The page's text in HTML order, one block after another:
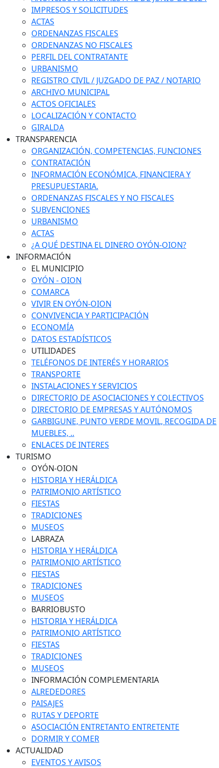
IMPRESOS Y SOLICITUDES
ACTAS
ORDENANZAS FISCALES
ORDENANZAS NO FISCALES
PERFIL DEL CONTRATANTE
URBANISMO
REGISTRO CIVIL / JUZGADO DE PAZ / NOTARIO
ARCHIVO MUNICIPAL
ACTOS OFICIALES
LOCALIZACIÓN Y CONTACTO
GIRALDA
TRANSPARENCIA
ORGANIZACIÓN, COMPETENCIAS, FUNCIONES
CONTRATACIÓN
INFORMACIÓN ECONÓMICA, FINANCIERA Y
PRESUPUESTARIA.
ORDENANZAS FISCALES Y NO FISCALES
SUBVENCIONES
URBANISMO
ACTAS
¿A QUÉ DESTINA EL DINERO OYÓN-OION?
INFORMACIÓN
EL MUNICIPIO
OYÓN - OION
COMARCA
VIVIR EN OYÓN-OION
CONVIVENCIA Y PARTICIPACIÓN
ECONOMÍA
DATOS ESTADÍSTICOS
UTILIDADES
TELÉFONOS DE INTERÉS Y HORARIOS
TRANSPORTE
INSTALACIONES Y SERVICIOS
DIRECTORIO DE ASOCIACIONES Y COLECTIVOS
DIRECTORIO DE EMPRESAS Y AUTÓNOMOS
GARBIGUNE, PUNTO VERDE MOVIL, RECOGIDA DE
MUEBLES, ..
ENLACES DE INTERES
TURISMO
OYÓN-OION
HISTORIA Y HERÁLDICA
PATRIMONIO ARTÍSTICO
FIESTAS
TRADICIONES
MUSEOS
LABRAZA
HISTORIA Y HERÁLDICA
PATRIMONIO ARTÍSTICO
FIESTAS
TRADICIONES
MUSEOS
BARRIOBUSTO
HISTORIA Y HERÁLDICA
PATRIMONIO ARTÍSTICO
FIESTAS
TRADICIONES
MUSEOS
INFORMACIÓN COMPLEMENTARIA
ALREDEDORES
PAISAJES
RUTAS Y DEPORTE
ASOCIACIÓN ENTRETANTO ENTRETENTE
DORMIR Y COMER
ACTUALIDAD
EVENTOS Y AVISOS